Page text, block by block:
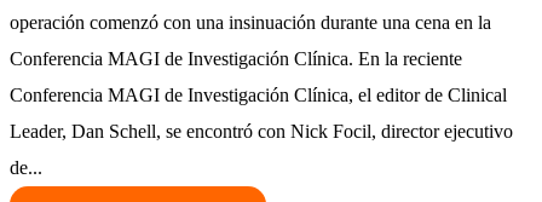
operación comenzó con una insinuación durante una cena en la
Conferencia MAGI de Investigación Clínica. En la reciente
Conferencia MAGI de Investigación Clínica, el editor de Clinical
Leader, Dan Schell, se encontró con Nick Focil, director ejecutivo
de...